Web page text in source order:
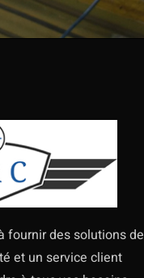
fournir des solutions de
et un service client